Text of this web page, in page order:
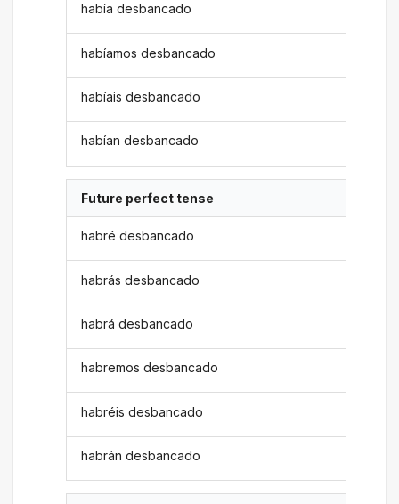
había desbancado
habíamos desbancado
habíais desbancado
habían desbancado
Future perfect tense
habré desbancado
habrás desbancado
habrá desbancado
habremos desbancado
habréis desbancado
habrán desbancado